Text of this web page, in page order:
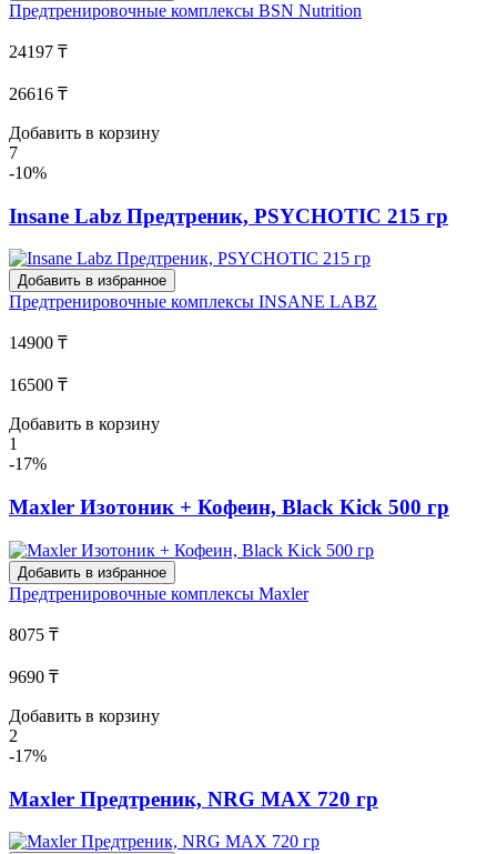
Предтренировочные комплексы BSN Nutrition
24197 ₸
26616 ₸
Добавить в корзину
7
-10%
Insane Labz Предтреник, PSYCHOTIC 215 гр
Добавить в избранное
Предтренировочные комплексы INSANE LABZ
14900 ₸
16500 ₸
Добавить в корзину
1
-17%
Maxler Изотоник + Кофеин, Black Kick 500 гр
Добавить в избранное
Предтренировочные комплексы Maxler
8075 ₸
9690 ₸
Добавить в корзину
2
-17%
Maxler Предтреник, NRG MAX 720 гр